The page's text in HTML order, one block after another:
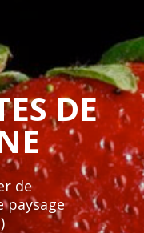
DE
de
paysage